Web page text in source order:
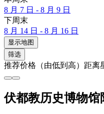
8 月 7 日 - 8 月 9 日
下周末
8 月 14 日 - 8 月 16 日
显示地图
筛选
推荐价格（由低到高） 距离
伏都教历史博物